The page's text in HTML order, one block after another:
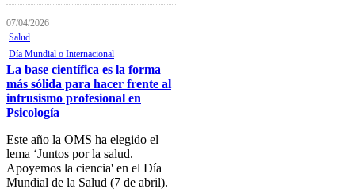
07/04/2026
Salud
Día Mundial o Internacional
La base científica es la forma
más sólida para hacer frente al
intrusismo profesional en
Psicología
Este año la OMS ha elegido el
lema ‘Juntos por la salud.
Apoyemos la ciencia' en el Día
Mundial de la Salud (7 de abril).